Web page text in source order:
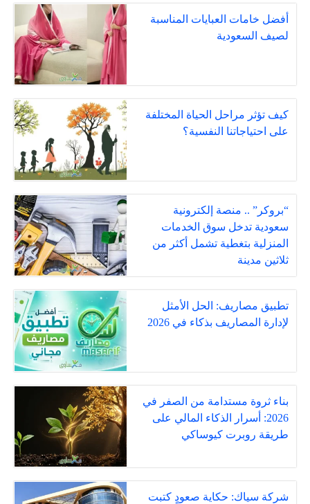
أفضل خامات العبايات المناسبة
لصيف السعودية
كيف تؤثر مراحل الحياة المختلفة
على احتياجاتنا النفسية؟
“بروكر” .. منصة إلكترونية
سعودية تدخل سوق الخدمات
المنزلية بتغطية تشمل أكثر من
ثلاثين مدينة
تطبيق مصاريف: الحل الأمثل
لإدارة المصاريف بذكاء في 2026
بناء ثروة مستدامة من الصفر في
2026: أسرار الذكاء المالي على
طريقة روبرت كيوساكي
شركة سياك: حكاية صعودٍ كتبت